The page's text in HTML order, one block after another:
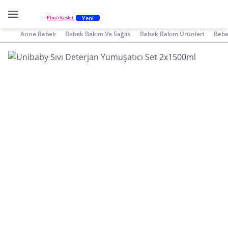
Plus'ı Keşfet Yeni
Anne Bebek Bebek Bakım Ve Sağlık Bebek Bakım Ürünleri